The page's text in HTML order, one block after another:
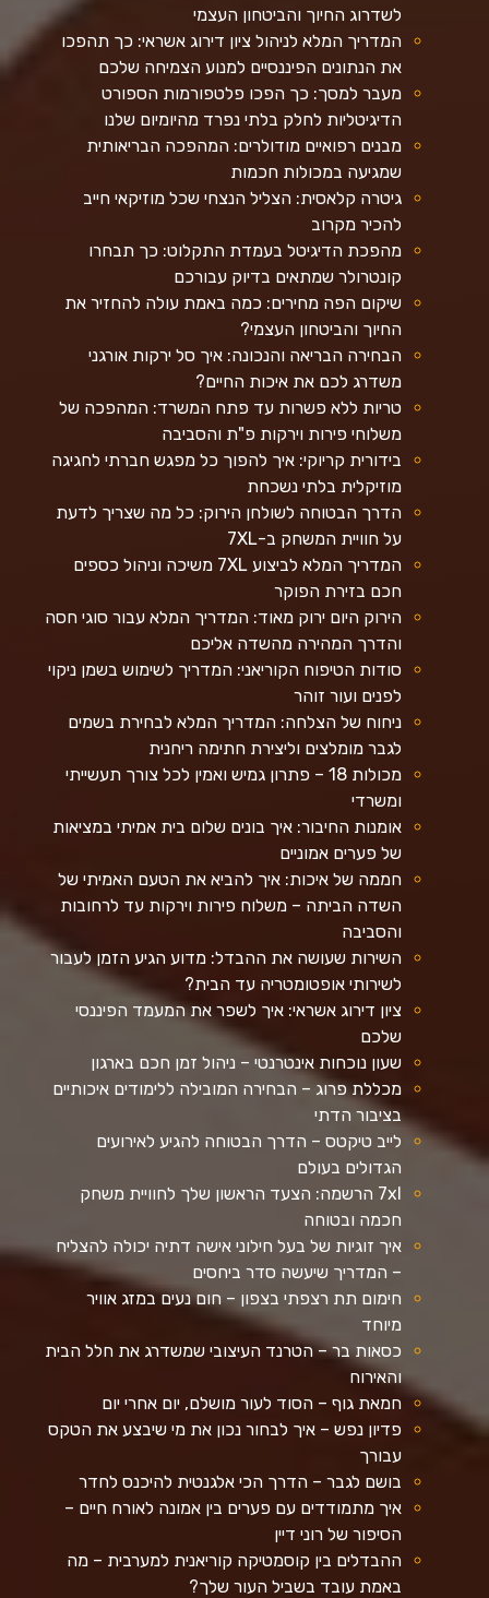
לשדרוג החיוך והביטחון העצמי
המדריך המלא לניהול ציון דירוג אשראי: כך תהפכו
את הנתונים הפיננסיים למנוע הצמיחה שלכם
מעבר למסך: כך הפכו פלטפורמות הספורט
הדיגיטליות לחלק בלתי נפרד מהיומיום שלנו
מבנים רפואיים מודולרים: המהפכה הבריאותית
שמגיעה במכולות חכמות
גיטרה קלאסית: הצליל הנצחי שכל מוזיקאי חייב
להכיר מקרוב
מהפכת הדיגיטל בעמדת התקלוט: כך תבחרו
קונטרולר שמתאים בדיוק עבורכם
שיקום הפה מחירים: כמה באמת עולה להחזיר את
החיוך והביטחון העצמי?
הבחירה הבריאה והנכונה: איך סל ירקות אורגני
משדרג לכם את איכות החיים?
טריות ללא פשרות עד פתח המשרד: המהפכה של
משלוחי פירות וירקות פ"ת והסביבה
בידורית קריוקי: איך להפוך כל מפגש חברתי לחגיגה
מוזיקלית בלתי נשכחת
הדרך הבטוחה לשולחן הירוק: כל מה שצריך לדעת
על חוויית המשחק ב-7XL
המדריך המלא לביצוע 7XL משיכה וניהול כספים
חכם בזירת הפוקר
הירוק היום ירוק מאוד: המדריך המלא עבור סוגי חסה
והדרך המהירה מהשדה אליכם
סודות הטיפוח הקוריאני: המדריך לשימוש בשמן ניקוי
לפנים ועור זוהר
ניחוח של הצלחה: המדריך המלא לבחירת בשמים
לגבר מומלצים וליצירת חתימה ריחנית
מכולות 18 – פתרון גמיש ואמין לכל צורך תעשייתי
ומשרדי
אומנות החיבור: איך בונים שלום בית אמיתי במציאות
של פערים אמוניים
חממה של איכות: איך להביא את הטעם האמיתי של
השדה הביתה – משלוח פירות וירקות עד לרחובות
והסביבה
השירות שעושה את ההבדל: מדוע הגיע הזמן לעבור
לשירותי אופטומטריה עד הבית?
ציון דירוג אשראי: איך לשפר את המעמד הפיננסי
שלכם
שעון נוכחות אינטרנטי – ניהול זמן חכם בארגון
מכללת פרוג – הבחירה המובילה ללימודים איכותיים
בציבור הדתי
לייב טיקטס – הדרך הבטוחה להגיע לאירועים
הגדולים בעולם
7xl הרשמה: הצעד הראשון שלך לחוויית משחק
חכמה ובטוחה
איך זוגיות של בעל חילוני אישה דתיה יכולה להצליח
– המדריך שיעשה סדר ביחסים
חימום תת רצפתי בצפון – חום נעים במזג אוויר
מיוחד
כסאות בר – הטרנד העיצובי שמשדרג את חלל הבית
והאירוח
חמאת גוף – הסוד לעור מושלם, יום אחרי יום
פדיון נפש – איך לבחור נכון את מי שיבצע את הטקס
עבורך
בושם לגבר – הדרך הכי אלגנטית להיכנס לחדר
איך מתמודדים עם פערים בין אמונה לאורח חיים –
הסיפור של רוני דיין
ההבדלים בין קוסמטיקה קוריאנית למערבית – מה
באמת עובד בשביל העור שלך?